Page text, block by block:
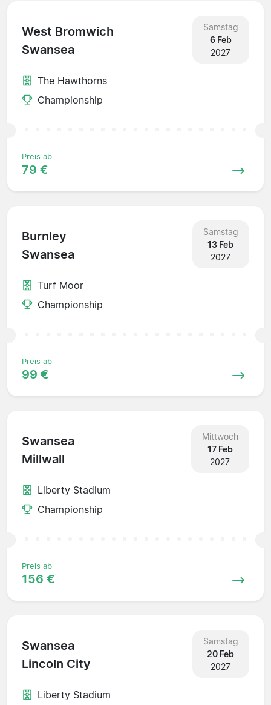
West Bromwich
Swansea
Samstag
6 Feb
2027
The Hawthorns
Championship
Preis ab
79 €
Burnley
Swansea
Samstag
13 Feb
2027
Turf Moor
Championship
Preis ab
99 €
Swansea
Millwall
Mittwoch
17 Feb
2027
Liberty Stadium
Championship
Preis ab
156 €
Swansea
Lincoln City
Samstag
20 Feb
2027
Liberty Stadium